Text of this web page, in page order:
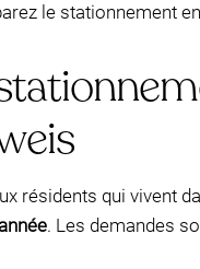
le stationnement
résidents qui vivent
. Les demandes